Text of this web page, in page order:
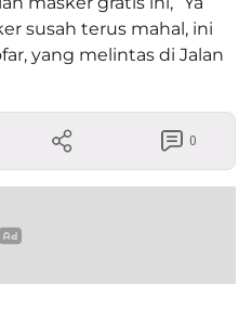
susah terus mahal, ini
yang melintas di Jalan
0